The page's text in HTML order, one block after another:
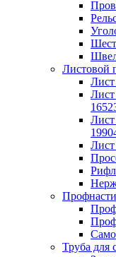
Листовой
Лист
Труба для